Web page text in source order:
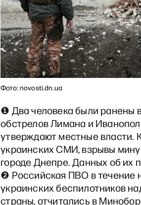
Фото: novosti.dn.ua
❶ Два человека были ранены
обстрелов Лимана и
утверждают местные власти.
украинских СМИ, взрывы
городе Днепре. Данных об их
❷ Российская ПВО в течение
украинских беспилотников
страны, отчитались в